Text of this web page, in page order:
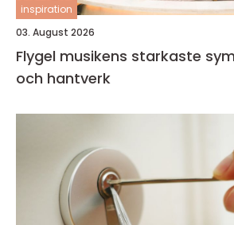
inspiration
03. August 2026
Flygel musikens starkaste symbol för uttryck
och hantverk